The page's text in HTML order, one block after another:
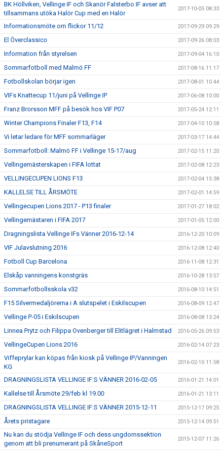
BK Höllviken, Vellinge IF och Skanör Falsterbo IF avser att
tillsammans utöka Halör Cup med en Halör
2017-10-05 08:33
Informationsmöte om flickor 11/12 2017-09-29 09:29
El Överclassico 2017-09-26 08:03
Information från styrelsen 2017-09-04 16:10
Sommarfotboll med Malmö FF 2017-08-16 11:17
Fotbollskolan börjar igen 2017-08-01 10:44
VIFs Knattecup 11/juni på Vellinge IP 2017-06-08 10:00
Franz Brorsson MFF på besök hos VIF P07 2017-05-24 12:11
Winter Champions Finaler F13, F14 2017-04-10 10:58
Vi letar ledare för MFF sommarläger 2017-03-17 14:44
Sommarfotboll: Malmö FF i Vellinge 15-17/aug 2017-02-15 11:20
Vellingemästerskapen i FIFA lottat 2017-02-08 12:23
VELLINGECUPEN LIONS F13 2017-02-04 15:38
KALLELSE TILL ÅRSMÖTE 2017-02-01 14:59
Vellingecupen Lions 2017 - P13 finaler 2017-01-27 18:02
Vellingemästaren i FIFA 2017 2017-01-05 12:00
Dragningslista Vellinge IFs Vänner 2016-12-14 2016-12-20 10:09
VIF Julavslutning 2016 2016-12-08 12:40
Fotboll Cup Barcelona 2016-11-08 12:31
Elskåp vanningens konstgräs 2016-10-28 13:57
Sommarfotbollsskola v32 2016-08-10 14:51
F15 Silvermedaljörerna i A slutspelet i Eskilscupen 2016-08-09 12:47
Vellinge P-05 i Eskilscupen 2016-08-08 13:24
Linnea Prytz och Filippa Ovenberger till Elitlägret i Halmstad 2016-05-26 09:53
VellingeCupen Lions 2016 2016-02-14 07:23
Viffeprylar kan köpas från kiosk på Vellinge IP/Vanningen
KG
2016-02-10 11:58
DRAGNINGSLISTA VELLINGE IF:S VÄNNER 2016-02-05 2016-01-21 14:01
Kallelse till Årsmöte 29/feb kl 19.00 2016-01-21 13:11
DRAGNINGSLISTA VELLINGE IF:S VÄNNER 2015-12-11 2015-12-17 09:25
Årets pristagare 2015-12-14 09:51
Nu kan du stödja Vellinge IF och dess ungdomssektion
genom att bli prenumerant på SkåneSport
2015-12-07 11:26